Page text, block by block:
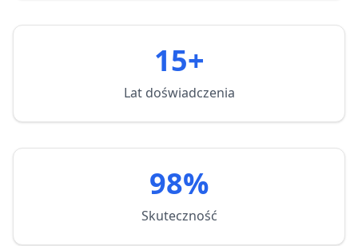
15+
Lat doświadczenia
98%
Skuteczność